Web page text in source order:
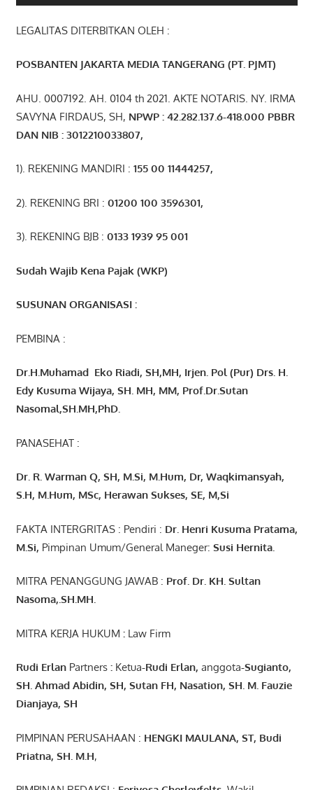
LEGALITAS DITERBITKAN OLEH :
POSBANTEN JAKARTA MEDIA TANGERANG (PT. PJMT)
AHU. 0007192. AH. 0104 th 2021. AKTE NOTARIS. NY. IRMA
SAVYNA FIRDAUS, SH, NPWP : 42. 282 .137.6-418.000 PBBR
DAN NIB :3012210033807,
1). REKENING MANDIRI : 155 00 11444257,
2). REKENING BRI : 01200 100 3596301,
3). REKENING BJB : 0133 1939 95 001
Sudah Wajib Kena Pajak (WKP)
SUSUNAN ORGANISASI :
PEMBINA :
Dr.H.Muhamad Eko Riadi, SH,MH, Irjen. Pol (Pur) Drs. H.
Edy Kusuma Wijaya, SH. MH, MM, Prof.Dr.Sutan
Nasomal,SH.MH,PhD.
PANASEHAT :
Dr. R. Warman Q, SH, M.Si, M.Hum, Dr, Waqkimansyah,
S.H, M.Hum, MSc, Herawan Sukses, SE, M,Si
FAKTA INTERGRITAS : Pendiri : Dr. Henri Kusuma Pratama,
M.Si, Pimpinan Umum/General Maneger: Susi Hernita.
MITRA PENANGGUNG JAWAB : Prof. Dr. KH. Sultan
Nasoma,.SH.MH.
MITRA KERJA HUKUM : Law Firm
Rudi ErlanPartners : Ketua-Rudi Erlan, anggota-Sugianto,
SH. Ahmad Abidin, SH, SutanFH, Nasation, SH. M. Fauzie
Dianjaya, SH
PIMPINAN PERUSAHAAN : HENGKI MAULANA, ST, Budi
Priatna, SH . M.H,